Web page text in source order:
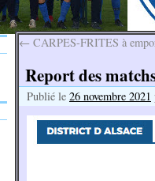
← CARPES-FRITES à
Report des
Publié le 26 novembre 2021